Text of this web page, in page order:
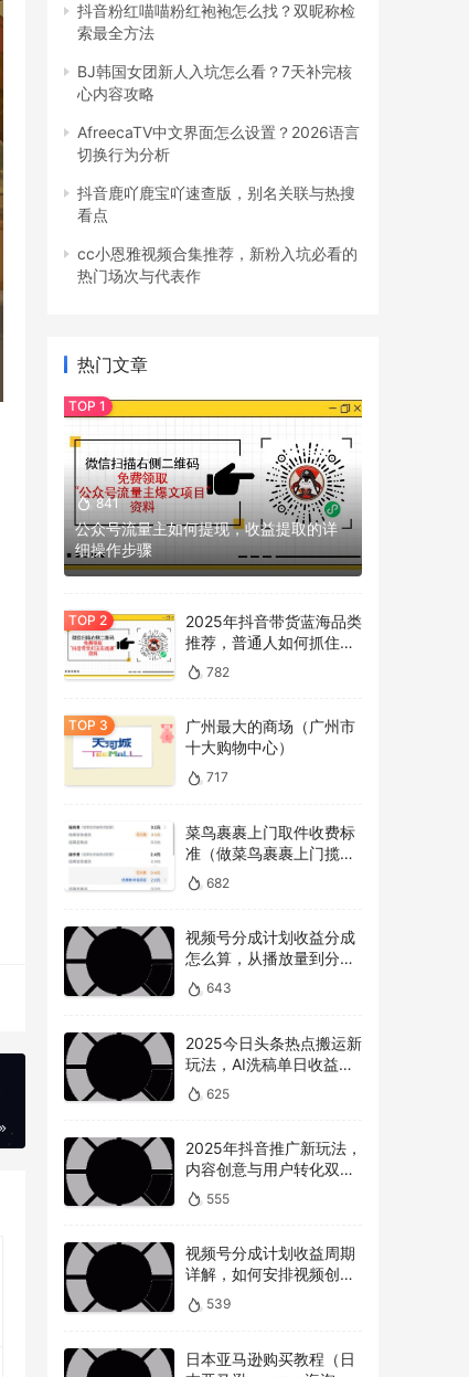
抖音粉红喵喵粉红袍袍怎么找？双昵称检
索最全方法
BJ韩国女团新人入坑怎么看？7天补完核
心内容攻略
AfreecaTV中文界面怎么设置？2026语言
切换行为分析
抖音鹿吖鹿宝吖速查版，别名关联与热搜
看点
cc小恩雅视频合集推荐，新粉入坑必看的
热门场次与代表作
热门文章
841
公众号流量主如何提现，收益提取的详
细操作步骤
2025年抖音带货蓝海品类
推荐，普通人如何抓住冷
门机会？
782
广州最大的商场（广州市
十大购物中心）
717
菜鸟裹裹上门取件收费标
准（做菜鸟裹裹上门揽件
的看过来）
682
视频号分成计划收益分成
怎么算，从播放量到分成
的全解读
643
2025今日头条热点搬运新
玩法，AI洗稿单日收益
300+技巧
625
2025年抖音推广新玩法，
内容创意与用户转化双提
升
555
视频号分成计划收益周期
详解，如何安排视频创作
和提现时间？
539
日本亚马逊购买教程（日